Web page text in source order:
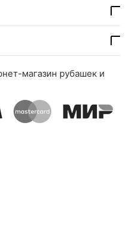
магазин рубашек и